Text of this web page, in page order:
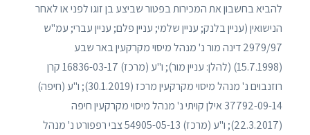
להביא בחשבון את המכירות בפטור שביצע בן זוגו לפני או לאחר
הנישואין (עניין בלנק; עניין שלמי; עניין פלם; עניין עברי; עמ"ש
2979/97 דינה מור נ' מנהל מיסוי מקרקעין באר שבע
(15.7.1998) (להלן: עניין מור); ו"ע (מרכז) 16836-03-17 קרן
רוזנבוים נ' מנהל מיסוי מקרקעין מרכז (30.1.2019); ו"ע (חיפה)
37792-09-14 אילן קויתי נ' מנהל מיסוי מקרקעין חיפה
(22.3.2017); ו"ע (מרכז) 54905-05-13 צבי רפפורט נ' מנהל